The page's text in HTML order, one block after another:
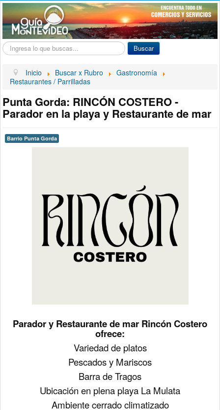
Buscar... Buscar
Inicio Buscar x Rubro
Gastronomía
Restaurantes / Parrilladas
Punta Gorda: RINCÓN COSTERO -
Parador en la playa y Restaurante de mar
Barrio Punta Gorda
Parador y Restaurante de mar Rincón Costero
ofrece:
Variedad de platos
Pescados y Mariscos
Barra de Tragos
Ubicación en plena playa La Mulata
Ambiente cerrado climatizado